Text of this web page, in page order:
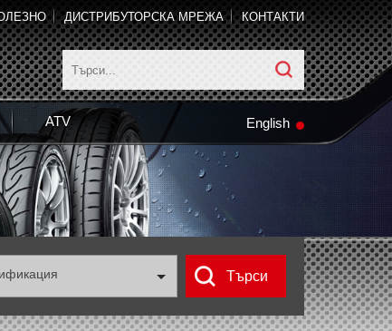
ДИСТРИБУТОРСКА МРЕЖА КОНТАКТИ
ATV English